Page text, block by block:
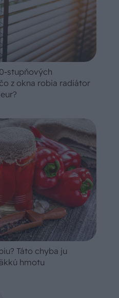
stupňových
z okna robia radiátor
Táto chyba ju
hmotu